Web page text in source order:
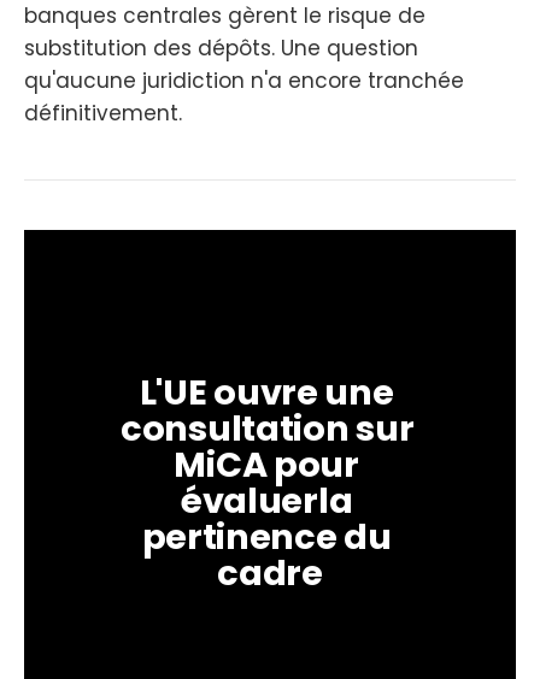
banques centrales gèrent le risque de
substitution des dépôts. Une question
qu'aucune juridiction n'a encore tranchée
définitivement.
L'UE ouvre une
consultation sur
MiCA pour
évaluerla
pertinence du
cadre